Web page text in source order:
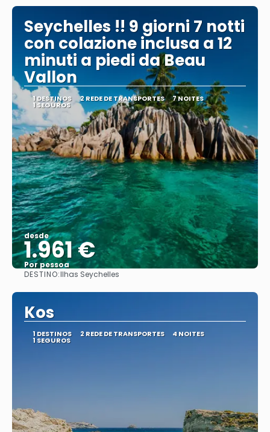
Seychelles !! 9 giorni 7 notti
con colazione inclusa a 12
minuti a piedi da Beau
Vallon
1 DESTINOS 2 REDE DE TRANSPORTES 7 NOITES
1 SEGUROS
desde
1.961 €
Por pessoa
DESTINO:Ilhas Seychelles
Kos
1 DESTINOS 2 REDE DE TRANSPORTES 4 NOITES
1 SEGUROS